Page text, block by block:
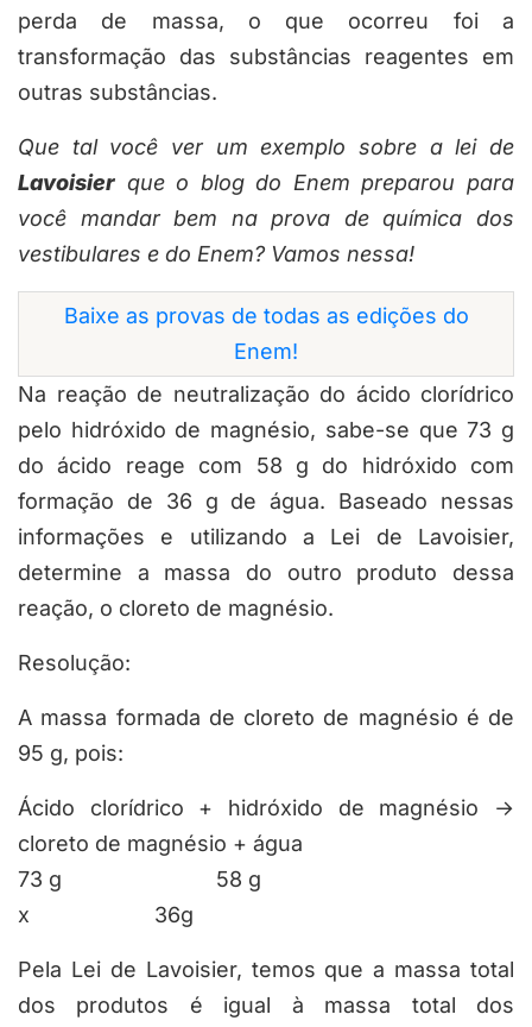
perda de massa, o que ocorreu foi a
transformação das substâncias reagentes em
outras substâncias.
Que tal você ver um exemplo sobre a lei de
Lavoisier que o blog do Enem preparou para
você mandar bem na prova de química dos
vestibulares e do Enem? Vamos nessa!
Baixe as provas de todas as edições do
Enem!
Na reação de neutralização do ácido clorídrico
pelo hidróxido de magnésio, sabe-se que 73 g
do ácido reage com 58 g do hidróxido com
formação de 36 g de água. Baseado nessas
informações e utilizando a Lei de Lavoisier,
determine a massa do outro produto dessa
reação, o cloreto de magnésio.
Resolução:
A massa formada de cloreto de magnésio é de
95 g, pois:
Ácido clorídrico + hidróxido de magnésio →
cloreto de magnésio + água
73 g 58 g
x 36g
Pela Lei de Lavoisier, temos que a massa total
dos produtos é igual à massa total dos